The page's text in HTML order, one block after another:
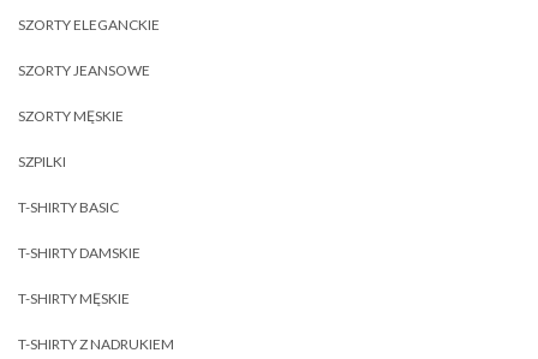
SZORTY ELEGANCKIE
SZORTY JEANSOWE
SZORTY MĘSKIE
SZPILKI
T-SHIRTY BASIC
T-SHIRTY DAMSKIE
T-SHIRTY MĘSKIE
T-SHIRTY Z NADRUKIEM